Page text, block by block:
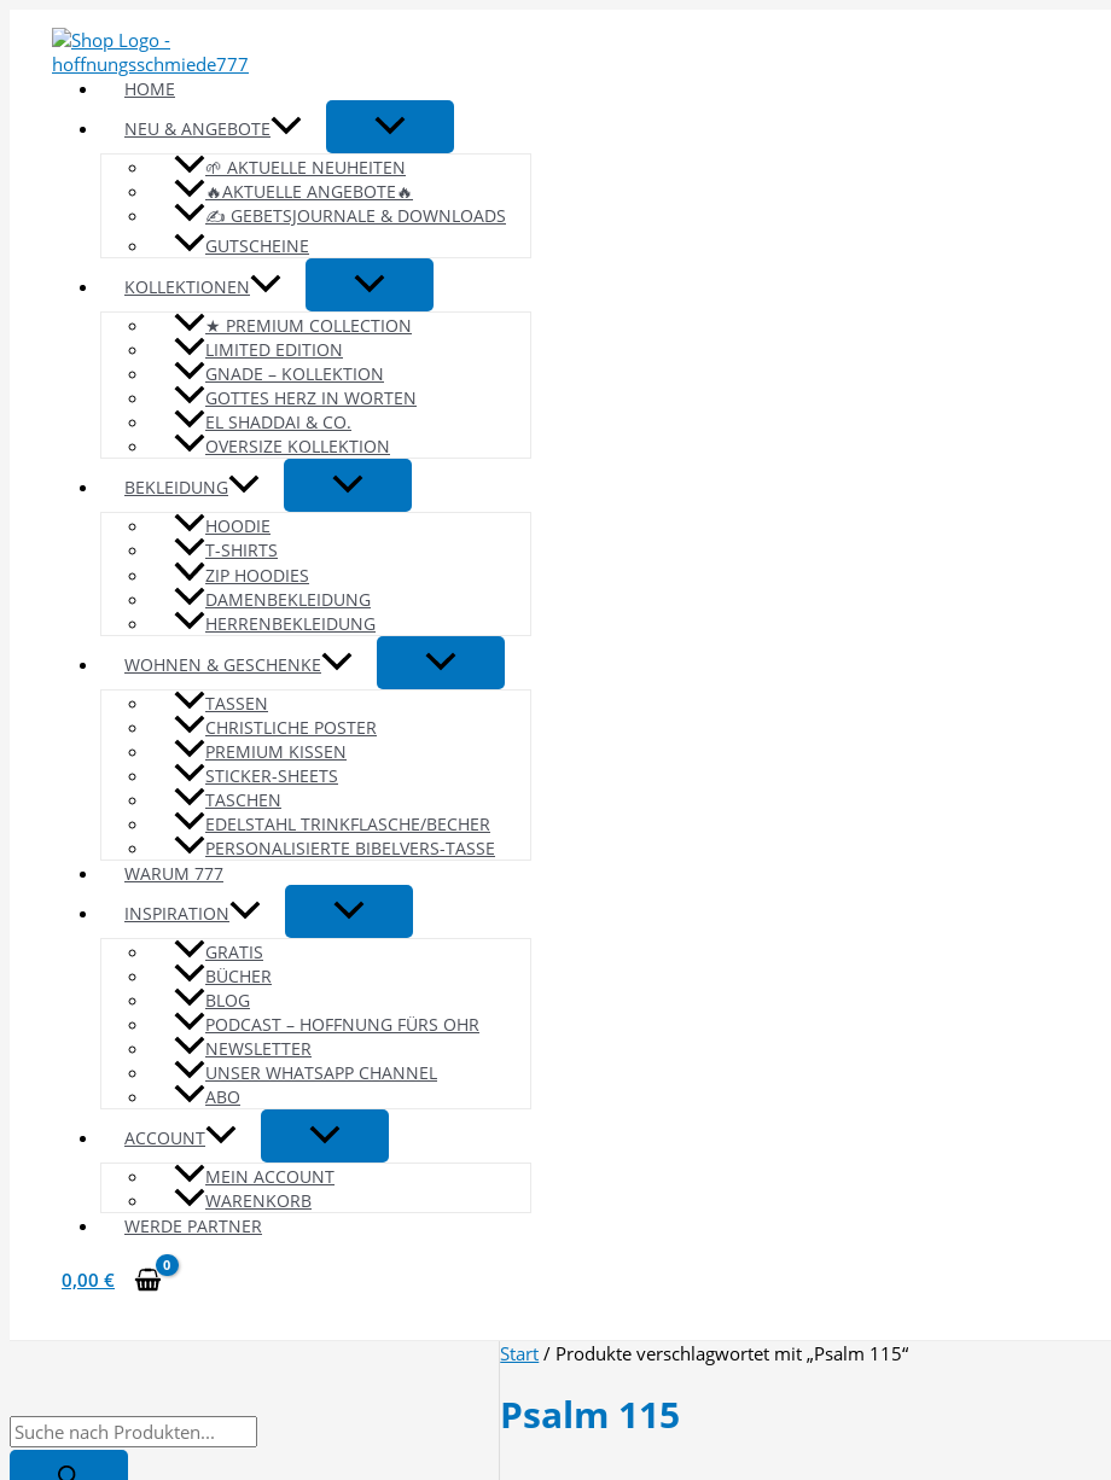
Inhalt
springen
HOME
NEU & ANGEBOTE
🌱 AKTUELLE NEUHEITEN
🔥AKTUELLE ANGEBOTE🔥
✍️ GEBETSJOURNALE & DOWNLOADS
GUTSCHEINE
KOLLEKTIONEN
★ PREMIUM COLLECTION
LIMITED EDITION
GNADE – KOLLEKTION
GOTTES HERZ IN WORTEN
EL SHADDAI & CO.
OVERSIZE KOLLEKTION
BEKLEIDUNG
HOODIE
T-SHIRTS
ZIP HOODIES
DAMENBEKLEIDUNG
HERRENBEKLEIDUNG
WOHNEN & GESCHENKE
TASSEN
CHRISTLICHE POSTER
PREMIUM KISSEN
STICKER-SHEETS
TASCHEN
EDELSTAHL TRINKFLASCHE/BECHER
PERSONALISIERTE BIBELVERS-TASSE
WARUM 777
INSPIRATION
GRATIS
BÜCHER
BLOG
PODCAST – HOFFNUNG FÜRS OHR
NEWSLETTER
UNSER WHATSAPP CHANNEL
ABO
ACCOUNT
MEIN ACCOUNT
WARENKORB
WERDE PARTNER
0,00 €
P
Start / Produkte verschlagwortet mit „Psalm 115“
Psalm 115